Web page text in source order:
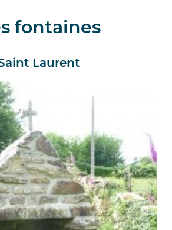
fontaines
Laurent